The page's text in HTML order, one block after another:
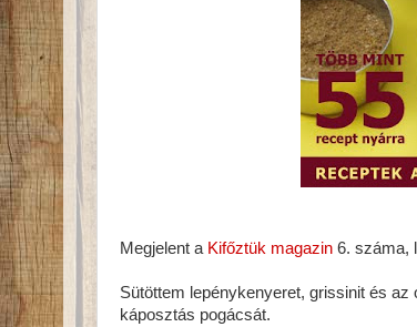
Megjelent a Kifőztük magazin 6. száma,
Sütöttem lepénykenyeret, grissinit és
káposztás pogácsát.